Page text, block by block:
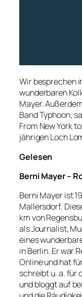
Wir besprechen
wunderbaren
Mayer.
Band Typhoon,
From New York
jährigen Loch
Gelesen
Berni Mayer –
Berni Mayer ist
Mallersdorf.
km von
als Journalist,
eines
in Berlin. Er war
Online und hat
schreibt u. a. für
und bloggt auf